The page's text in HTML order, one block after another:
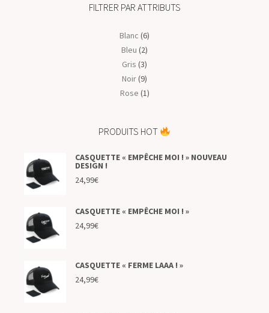
FILTRER PAR ATTRIBUTS
Blanc (6)
Bleu (2)
Gris (3)
Noir(9)
Rose (1)
PRODUITS HOT
CASQUETTE « EMPÊCHE MOI ! » NOUVEAU
DESIGN !
24,99€
CASQUETTE « EMPÊCHE MOI ! »
24,99€
CASQUETTE « FERME LAAA ! »
24,99€